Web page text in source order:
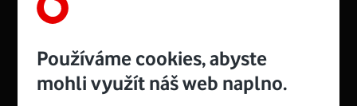
Používáme cookies, abyste
mohli využít náš web naplno.